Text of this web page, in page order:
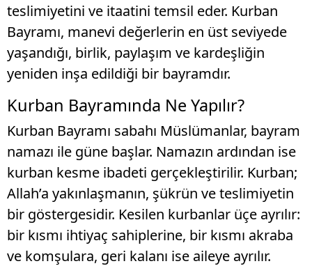
teslimiyetini ve itaatini temsil eder. Kurban
Bayramı, manevi değerlerin en üst seviyede
yaşandığı, birlik, paylaşım ve kardeşliğin
yeniden inşa edildiği bir bayramdır.
Kurban Bayramında Ne Yapılır?
Kurban Bayramı sabahı Müslümanlar, bayram
namazı ile güne başlar. Namazın ardından ise
kurban kesme ibadeti gerçekleştirilir. Kurban;
Allah’a yakınlaşmanın, şükrün ve teslimiyetin
bir göstergesidir. Kesilen kurbanlar üçe ayrılır:
bir kısmı ihtiyaç sahiplerine, bir kısmı akraba
ve komşulara, geri kalanı ise aileye ayrılır.